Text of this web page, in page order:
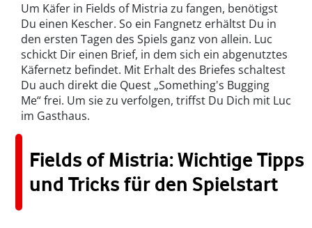
Um Käfer in Fields of Mistria zu fangen, benötigst
Du einen Kescher. So ein Fangnetz erhältst Du in
den ersten Tagen des Spiels ganz von allein. Luc
schickt Dir einen Brief, in dem sich ein abgenutztes
Käfernetz befindet. Mit Erhalt des Briefes schaltest
Du auch direkt die Quest „Something's Bugging
Me“ frei. Um sie zu verfolgen, triffst Du Dich mit Luc
im Gasthaus.
Fields of Mistria: Wichtige Tipps
und Tricks für den Spielstart